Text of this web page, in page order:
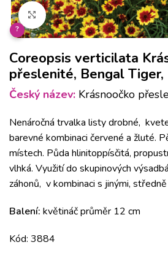
Klikněte pro zvětšení
?
Coreopsis verticilata
přeslenité, Bengal Tiger,
Český název: Krásnoočko
Nenáročná trvalka listy drobné,
barevné kombinaci červené a žluté.
místech. Půda hlinitoppísčitá,
vlhká. Využití do skupinových
záhonů, v kombinaci s jinými,
Balení: květináč průměr 12 cm
Kód: 3884